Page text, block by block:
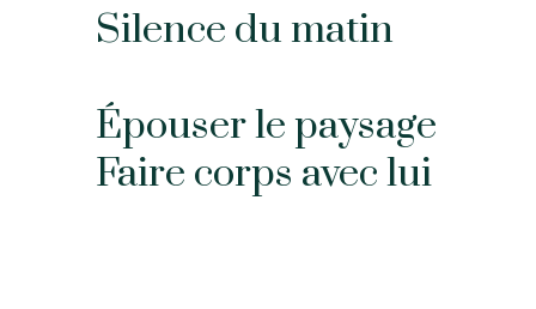
Silence du matin
Épouser le paysage
Faire corps avec lui